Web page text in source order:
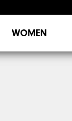
WOMEN